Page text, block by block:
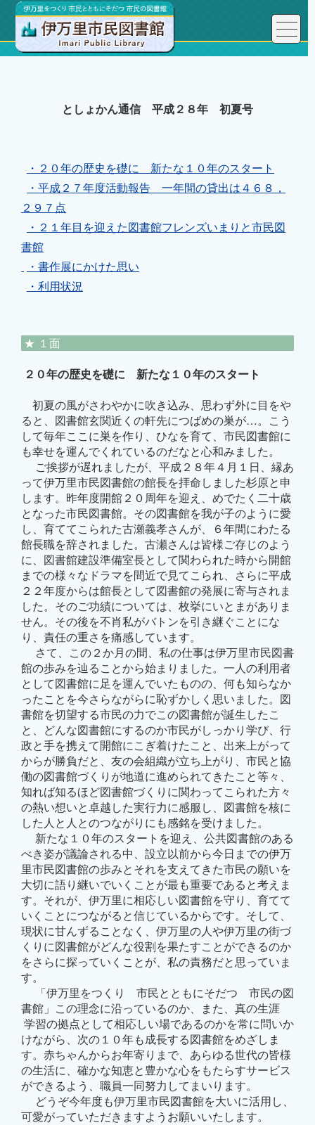
としょかん通信 平成２８年 初夏号
・２０年の歴史を礎に 新たな１０年のスタート
・平成２７年度活動報告 一年間の貸出は４６８，
２９７点
・２１年目を迎えた図書館フレンズいまりと市民図
書館
・書作展にかけた思い
・利用状況
★ １面
２０年の歴史を礎に 新たな１０年のスタート
初夏の風がさわやかに吹き込み、思わず外に目をや
ると、図書館玄関近くの軒先につばめの巣が…。こう
して毎年ここに巣を作り、ひなを育て、市民図書館に
も幸せを運んでくれているのだなと心和みました。
ご挨拶が遅れましたが、平成２８年４月１日、縁あ
って伊万里市民図書館の館長を拝命しました杉原と申
します。昨年度開館２０周年を迎え、めでたく二十歳
となった市民図書館。その図書館を我が子のように愛
し、育ててこられた古瀬義孝さんが、６年間にわたる
館長職を辞されました。古瀬さんは皆様ご存じのよう
に、図書館建設準備室長として関わられた時から開館
までの様々なドラマを間近で見てこられ、さらに平成
２２年度からは館長として図書館の発展に寄与されま
した。そのご功績については、枚挙にいとまがありま
せん。その後を不肖私がバトンを引き継ぐことにな
り、責任の重さを痛感しています。
さて、この２か月の間、私の仕事は伊万里市民図書
館の歩みを辿ることから始まりました。一人の利用者
として図書館に足を運んでいたものの、何も知らなか
ったことを今さらながらに恥ずかしく思いました。図
書館を切望する市民の力でこの図書館が誕生したこ
と、どんな図書館にするのか市民がしっかり学び、行
政と手を携えて開館にこぎ着けたこと、出来上がって
からが勝負だと、友の会組織が立ち上がり、市民と協
働の図書館づくりが地道に進められてきたこと等々、
知れば知るほど図書館づくりに関わってこられた方々
の熱い想いと卓越した実行力に感服し、図書館を核に
した人と人とのつながりにも感銘を受けました。
新たな１０年のスタートを迎え、公共図書館のある
べき姿が議論される中、設立以前から今日までの伊万
里市民図書館の歩みとそれを支えてきた市民の願いを
大切に語り継いでいくことが最も重要であると考えま
す。それが、伊万里に相応しい図書館を守り、育てて
いくことにつながると信じているからです。そして、
現状に甘んずることなく、伊万里の人や伊万里の街づ
くりに図書館がどんな役割を果たすことができるのか
をさらに探っていくことが、私の責務だと思っていま
す。
「伊万里をつくり 市民とともにそだつ 市民の図
書館」この理念に沿っているのか、また、真の生涯
学習の拠点として相応しい場であるのかを常に問いか
けながら、次の１０年も成長する図書館をめざしま
す。赤ちゃんからお年寄りまで、あらゆる世代の皆様
の生活に、確かな知恵と豊かな心をもたらすサービス
ができるよう、職員一同努力してまいります。
どうぞ今年度も伊万里市民図書館を大いに活用し、
可愛がっていただきますようお願いいたします。